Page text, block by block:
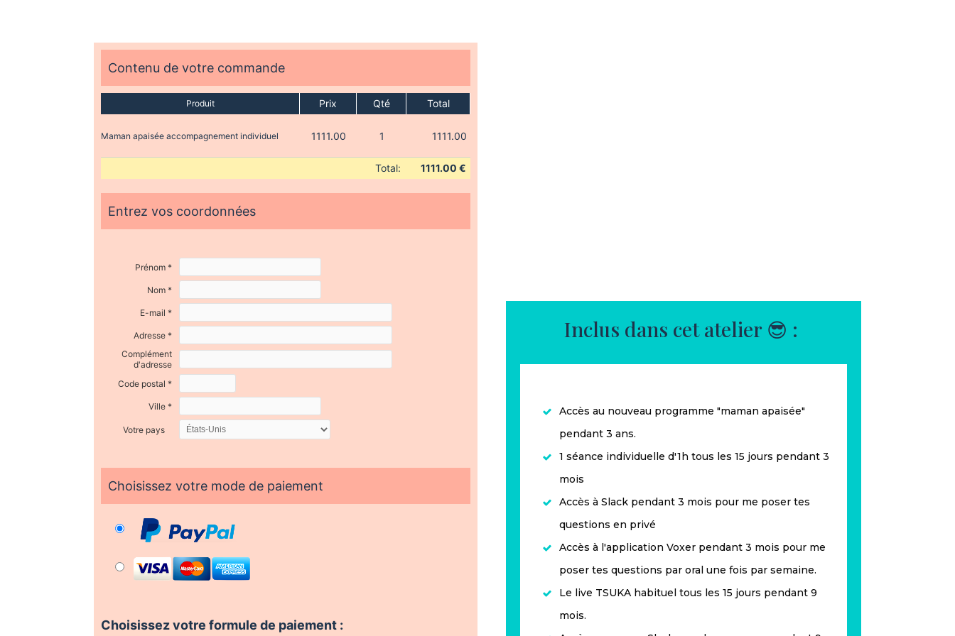
Inclus dans cet atelier 😎 :
Accès au nouveau programme "maman apaisée"
pendant 3 ans.
1 séance individuelle d'1h tous les 15 jours pendant 3
mois
Accès à Slack pendant 3 mois pour me poser tes
questions en privé
Accès à l'application Voxer pendant 3 mois pour me
poser tes questions par oral une fois par semaine.
Le live TSUKA habituel tous les 15 jours pendant 9
mois.